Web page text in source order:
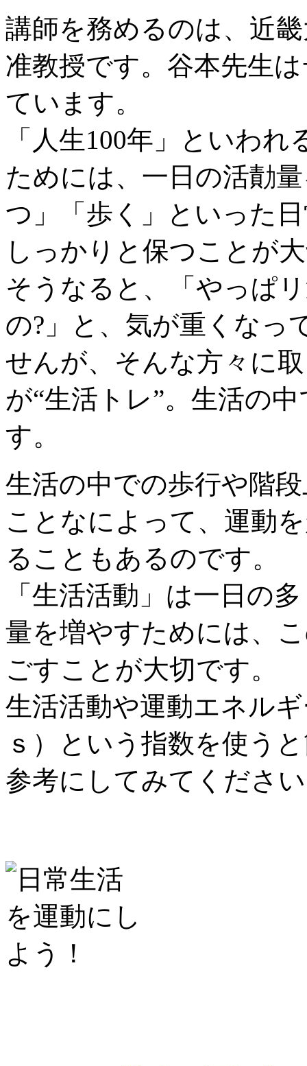
講師を務めるのは、近
准教授です。谷本先生
ています。
「人生100年」といわ
ためには、一日の活勣
つ」「歩く」といった
しっかりと保つことが
そうなると、「やっぱ
の?」と、気が重くなっ
せんが、そんな方々に
が“生活トレ”。生活の
す。
生活の中での歩行や階
ことなによって、運動
ることもあるのです。
「生活活動」は一日の
量を増やすためには、
ごすことが大切です。
生活活動や運動エネル
ｓ）という指数を使う
参考にしてみてくださ